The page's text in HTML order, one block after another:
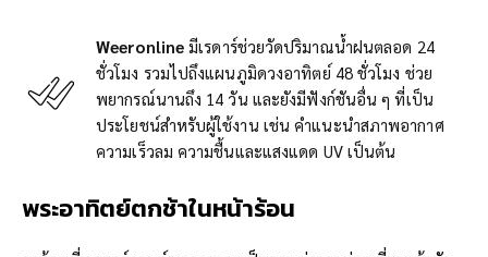
Weeronline มีเรดาร์ช่วยวัดปริมาณน้ำฝนตลอด 24
ชั่วโมง รวมไปถึงแผนภูมิดวงอาทิตย์ 48 ชั่วโมง ช่วย
พยากรณ์นานถึง 14 วัน และยังมีฟังก์ชันอื่น ๆ ที่เป็น
ประโยชน์สำหรับผู้ใช้งาน เช่น คำแนะนำสภาพอากาศ
ความเร็วลม ความชื้นและแสงแดด UV เป็นต้น
พระอาทิตย์ตกช้าในหน้าร้อน